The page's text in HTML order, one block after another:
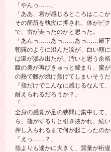
「やんっ……」
「ああ、君が感じるところはここか
その箇所を執拗に押され、体がビ
で、雷が走ったのかと思った。
「あんっ……あっ……あっ……殿
朝露のように澄んだ涙が、白い頬
は涎が滲み出たが、汚いと思う余裕
腹の奥が再びきゅっと締まり、蜜
の熱で腰が焼け焦げてしまいそうだ
「指だけでこんなに感じるなんて
耐えられるだろうか？」
「……」
全身の感覚が足の狭間に集中して
ら、指がずるりと引き抜かれ、続
押し入られるまで何が起こったのか
「えっ……？」
指よりも遙かに大きく、質量が桁